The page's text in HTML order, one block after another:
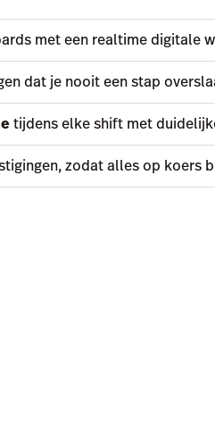
met een realtime digitale
dat je nooit een stap
tijdens elke shift met
zodat alles op koers